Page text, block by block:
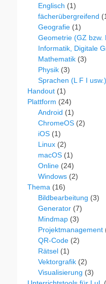
Englisch (1)
fächerübergreifend
Geografie (1)
Geometrie (GZ bzw.
Informatik, Digitale
Mathematik (3)
Physik (3)
Sprachen (L F I usw.)
Handout (1)
Plattform (24)
Android (1)
ChromeOS (2)
iOS (1)
Linux (2)
macOS (1)
Online (24)
Windows (2)
Thema (16)
Bildbearbeitung (3)
Generator (7)
Mindmap (3)
Projektmanagement
QR-Code (2)
Rätsel (1)
Vektorgrafik (2)
Visualisierung (3)